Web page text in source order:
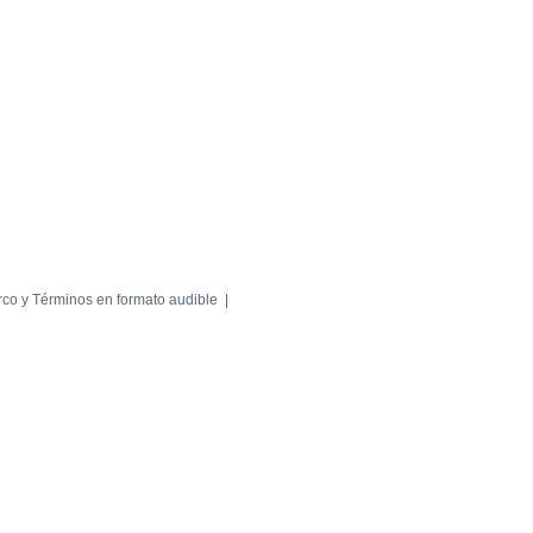
y Términos en formato audible